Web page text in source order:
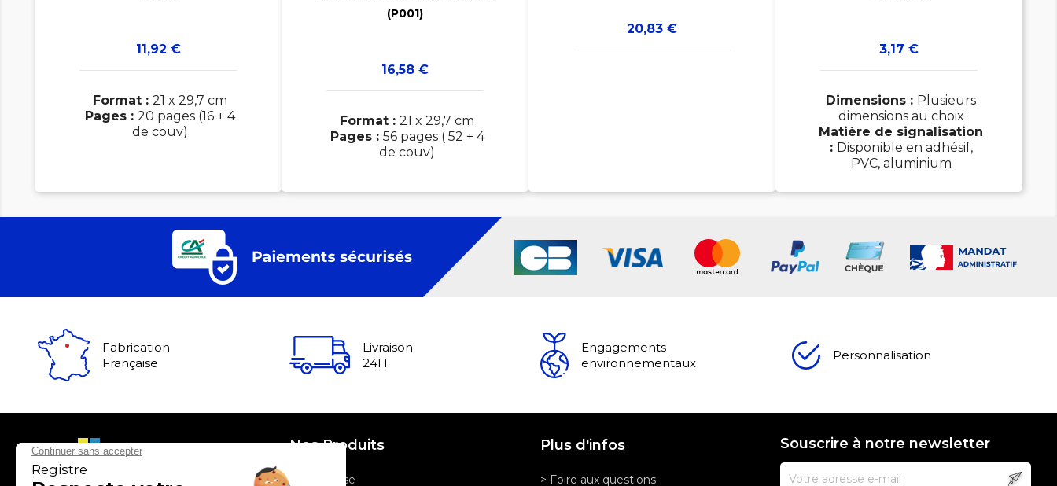
Prix
11,92 €
Format : 21 x 29,7 cm
Pages : 20 pages (16 + 4
de couv)
(P001)
Prix
16,58 €
Format : 21 x 29,7 cm
Pages : 56 pages ( 52 + 4
de couv)
Prix
20,83 €
Prix
3,17 €
Dimensions : Plusieurs
dimensions au choix
Matière de signalisation
: Disponible en adhésif,
PVC, aluminium
Fabrication
Française
Livraison
24H
Engagements
environnementaux
Personnalisation
Nos Produits
> Entreprise
Plus d'infos
> Foire aux questions
Souscrire à notre newsletter